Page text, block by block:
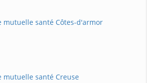
mutuelle santé Côtes-d'armor
mutuelle santé Creuse